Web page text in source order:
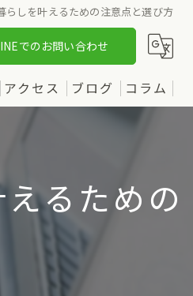
しを叶えるための注意点と選び方
でのお問い合わせ
アクセス ブログ コラム
るための